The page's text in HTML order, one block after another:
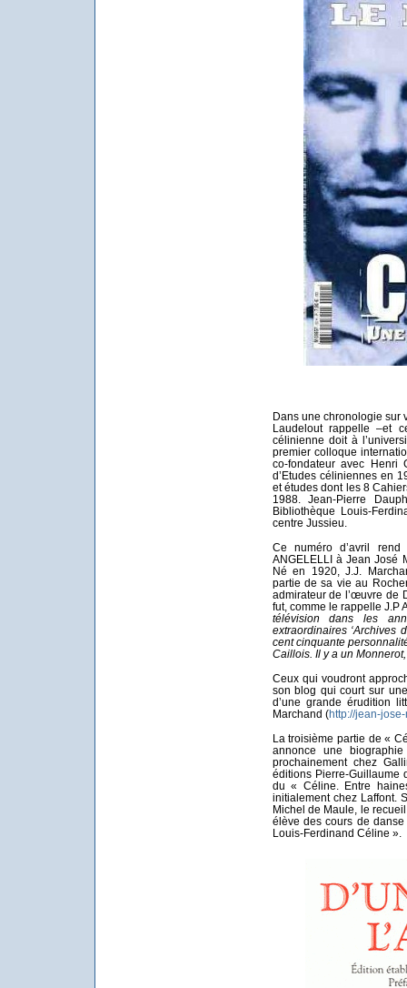
Dans une chronologie sur
Laudelout rappelle –et
célinienne doit à
premier colloque
co-fondateur avec Henri
d’Etudes céliniennes en
et études dont les 8
1988. Jean-Pierre
Bibliothèque Louis-
centre Jussieu.
Ce numéro d’avril
ANGELELLI à Jean José
Né en 1920, J.J.
partie de sa vie au
admirateur de l’œuvre de
fut, comme le rappelle J.P
télévision dans les
extraordinaires ‘Archives
cent cinquante
Caillois. Il y a un
Ceux qui voudront
son blog qui court sur
d’une grande érudition
Marchand (http://jean-
La troisième partie de «
annonce une
prochainement chez
éditions Pierre-Guillaume
du « Céline. Entre
initialement chez Laffont.
Michel de Maule, le
élève des cours de
Louis-Ferdinand Céline ».